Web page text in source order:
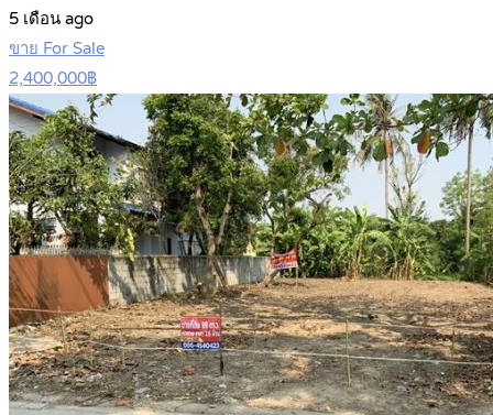
5 เดือน ago
ขาย For Sale
2,400,000฿